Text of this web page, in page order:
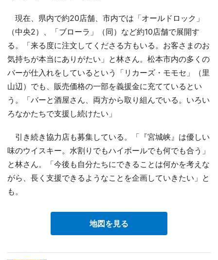
現在、県内で約20店舗、市内では「オールドロック」
（中央2）、「ブローラ」（同）など約10店舗で展開す
る。「来る度に注文してくださる方もいる。お客さまのお
気持ちが本当にありがたい」と林さん。松本市内の多くの
バーが仕入れをしているという「リカーズ・モモセ」（里
山辺）でも、販売価格の一部を義援金に充てているとい
う。「バーと酒屋さん、両方から取り組んでいる。いろい
ろなかたちで支援し続けたい」
引き続き協力店も募集している。「『宮城峡』は優しい
味のウイスキー。水割りでもハイボールでも何でも合う」
と林さん。「今後も自分たちにできることは何かを考えな
がら、長く支援できるようなことを企画していきたい」と
も。
地図を見る